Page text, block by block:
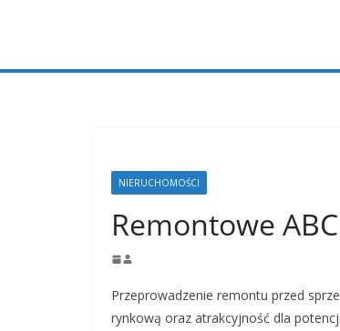
NIERUCHOMOŚCI
Remontowe
Przeprowadzenie remontu przed
rynkową oraz atrakcyjność dla